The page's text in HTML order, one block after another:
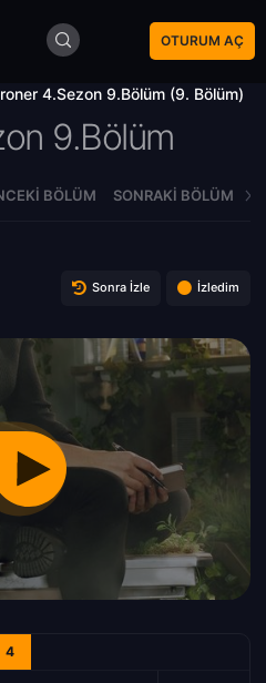
OTURUM AÇ
4.Sezon 9.Bölüm (9. Bölüm)
9.Bölüm
BÖLÜM SONRAKI BÖLÜM
Sonra İzle İzledim
4